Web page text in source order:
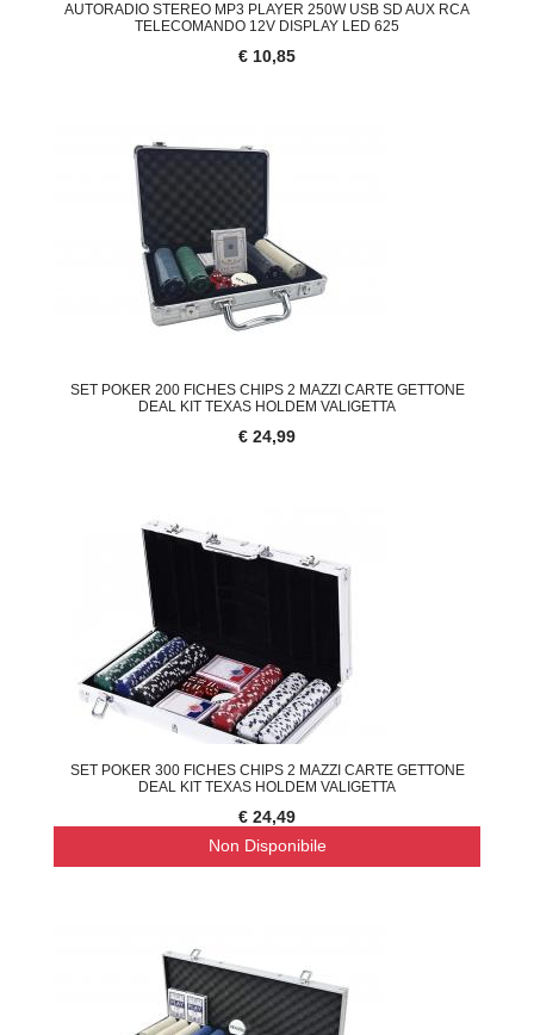
AUTORADIO STEREO MP3 PLAYER 250W USB SD AUX RCA
TELECOMANDO 12V DISPLAY LED 625
€ 10,85
SET POKER 200 FICHES CHIPS 2 MAZZI CARTE GETTONE
DEAL KIT TEXAS HOLDEM VALIGETTA
€ 24,99
SET POKER 300 FICHES CHIPS 2 MAZZI CARTE GETTONE
DEAL KIT TEXAS HOLDEM VALIGETTA
€ 24,49
Non Disponibile